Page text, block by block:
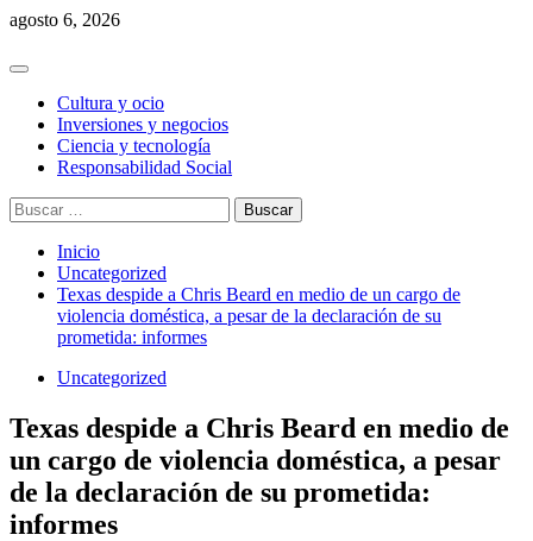
Saltar
contenido
agosto 6, 2026
Menú
principalCultura y ocio
Inversiones y negocios
Ciencia y tecnología
Responsabilidad Social
Buscar:
Inicio
Uncategorized
Texas despide a Chris Beard en medio de un cargo de
violencia doméstica, a pesar de la declaración de su
prometida: informes
Uncategorized
Texas despide a Chris Beard en medio de
un cargo de violencia doméstica, a pesar
de la declaración de su prometida:
informes